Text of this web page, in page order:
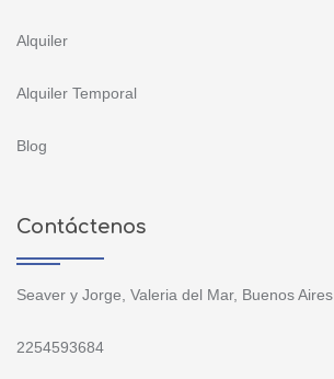
Alquiler
Alquiler Temporal
Blog
Contáctenos
Seaver y Jorge, Valeria del Mar, Buenos Aires
2254593684